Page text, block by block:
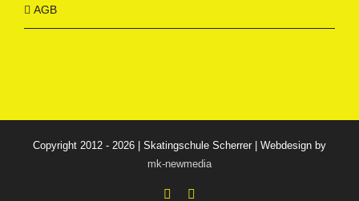
AGB
Copyright 2012 - 2026 | Skatingschule Scherrer | Webdesign by
mk-newmedia
Facebook